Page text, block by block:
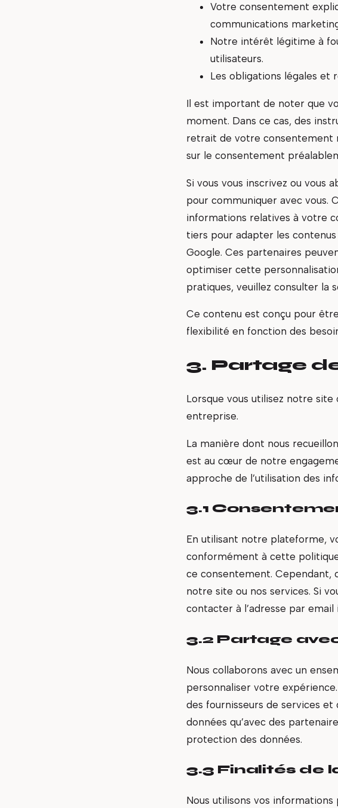
Votre consentement
communications
Notre intérêt légitime à
utilisateurs.
Les obligations légales et
Il est important de noter que
moment. Dans ce cas, des
retrait de votre consentement
sur le consentement
Si vous vous inscrivez ou vous
pour communiquer avec vous.
informations relatives à votre
tiers pour adapter les
Google. Ces partenaires
optimiser cette
pratiques, veuillez consulter la
Ce contenu est conçu pour
flexibilité en fonction des
3. Partage
Lorsque vous utilisez notre
entreprise.
La manière dont nous
est au cœur de notre
approche de l’utilisation des
3.1
En utilisant notre plateforme,
conformément à cette
ce consentement. Cependant,
notre site ou nos services. Si
contacter à l’adresse par email
3.2 Partage
Nous collaborons avec un
personnaliser votre
des fournisseurs de services et
données qu’avec des
protection des données.
3.3 Finalités de
Nous utilisons vos